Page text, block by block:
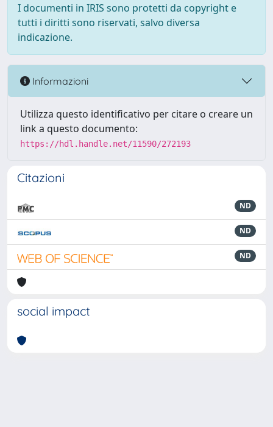
I documenti in IRIS sono protetti da copyright e
tutti i diritti sono riservati, salvo diversa
indicazione.
Informazioni
Utilizza questo identificativo per citare o creare un
link a questo documento:
https://hdl.handle.net/11590/272193
Citazioni
ND
ND
ND
social impact